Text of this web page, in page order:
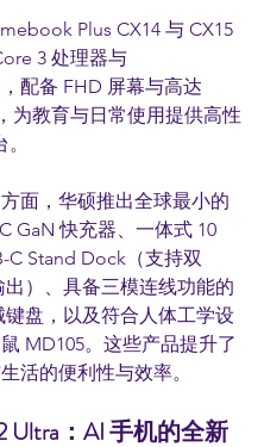
Plus CX14 与 CX15
3 处理器与
配备 FHD 屏幕与高达
为教育与日常使用提供高性
面，华硕推出全球最小的
GaN 快充器、一体式 10
C Stand Dock（支持双
出）、具备三模连线功能的
键盘，以及符合人体工学设
MD105。这些产品提升了
活的便利性与效率。
Ultra：AI 手机的全新